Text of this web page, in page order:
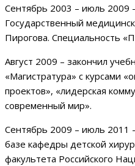
Сентябрь 2003 – июль 2009
Государственный
Пирогова. Специальность
Август 2009 – закончил
«Магистратура» с курсами
проектов», «лидерская
современный мир».
Сентябрь 2009 – июль 2011
базе кафедры детской
факультета Российского